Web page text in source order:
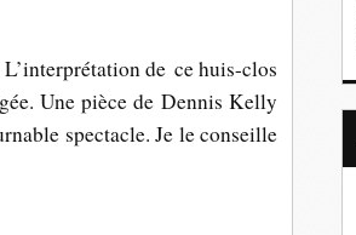
de ce huis-clos
Une pièce de Dennis Kelly
spectacle. Je le conseille